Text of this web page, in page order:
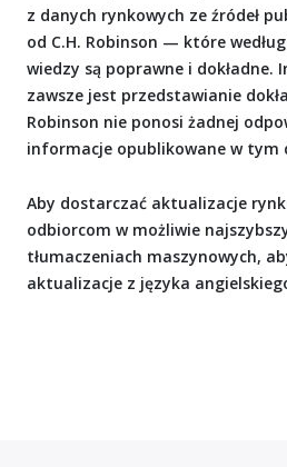
z danych rynkowych ze źródeł
od C.H. Robinson — które
wiedzy są poprawne i dokładne.
zawsze jest przedstawianie
Robinson nie ponosi żadnej
informacje opublikowane w tym
Aby dostarczać aktualizacje
odbiorcom w możliwie
tłumaczeniach maszynowych,
aktualizacje z języka